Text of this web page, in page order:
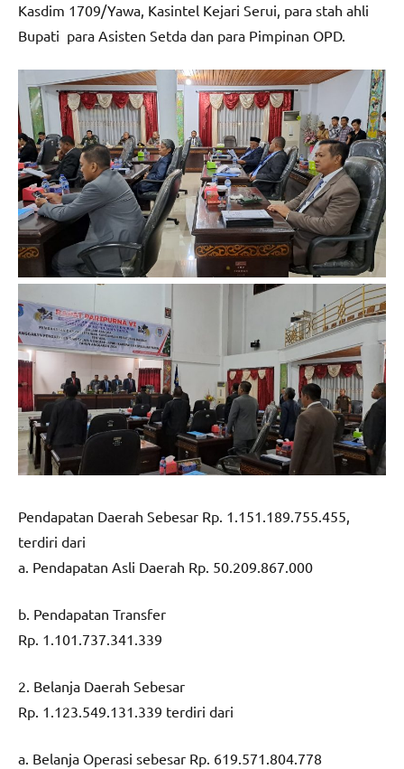
Kasdim 1709/Yawa, Kasintel Kejari Serui, para stah ahli
Bupati para Asisten Setda dan para Pimpinan OPD.
Pendapatan Daerah Sebesar Rp. 1.151.189.755.455,
terdiri dari
a. Pendapatan Asli Daerah Rp. 50.209.867.000
b. Pendapatan Transfer
Rp. 1.101.737.341.339
2. Belanja Daerah Sebesar
Rp. 1.123.549.131.339 terdiri dari
a. Belanja Operasi sebesar Rp. 619.571.804.778